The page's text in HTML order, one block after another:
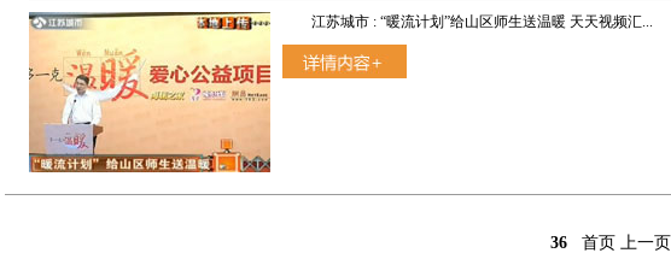
江苏城市 : “暖流计划”给山区师生送温暖 天天视频汇...
36 首页 上一页